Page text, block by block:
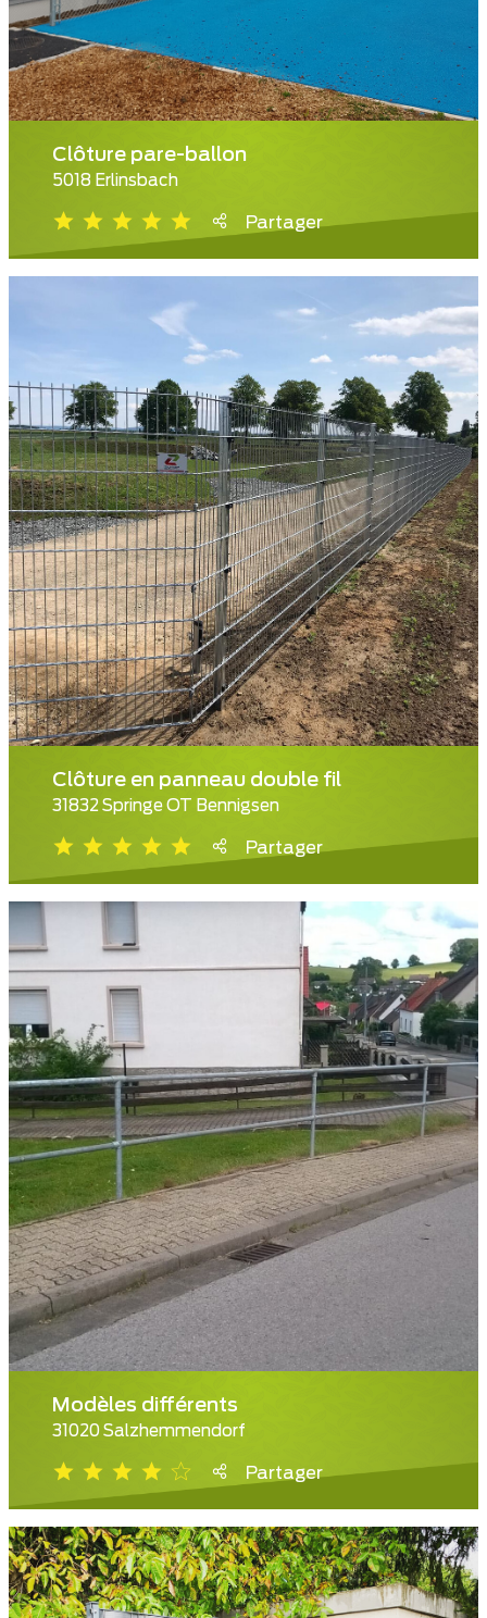
Clôture pare-ballon
5018 Erlinsbach
Partager
Clôture en panneau double fil
31832 Springe OT Bennigsen
Partager
Modèles différents
31020 Salzhemmendorf
Partager